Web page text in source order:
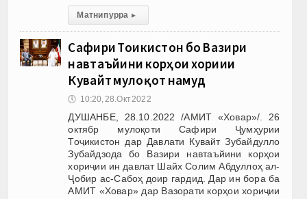
Матни пурра ▸
Сафири Тоҷикистон бо Вазири
навтаъйини корҳои хориҷии
Кувайт мулоқот намуд
🕔 10:20, 28.Окт 2022
ДУШАНБЕ, 28.10.2022 /АМИТ «Ховар»/. 26
октябр мулоқоти Сафири Ҷумҳурии
Тоҷикистон дар Давлати Кувайт Зубайдулло
Зубайдзода бо Вазири навтаъйини корҳои
хориҷии ин давлат Шайх Солим Абдуллоҳ ал-
Ҷобир ас-Сабоҳ доир гардид. Дар ин бора ба
АМИТ «Ховар» дар Вазорати корҳои хориҷии